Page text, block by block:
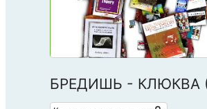
БРЕДИШЬ - КЛЮКВА